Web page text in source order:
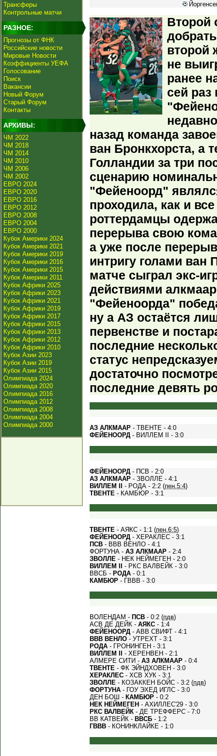
Трансферы
Контрольные матчи
РАЗНОЕ:
Прогнозы от ФНК
Российские новости
Мировые Новости
Коэффициенты УЕФА
Голосование
Поиск
Вакансии
Новый Форум
Старый Форум
Контакты
АРХИВЫ:
ЧМ 2022
ЧМ 2018
ЧМ 2014
ЧМ 2010
ЧМ 2006
ЧМ 2002
ЕВРО 2024
ЕВРО 2020
ЕВРО 2016
ЕВРО 2012
ЕВРО 2008
ЕВРО 2004
ЕВРО 2000
Кубок Америки 2024
Кубок Америки 2021
Кубок Америки 2019
Кубок Америки 2016
Кубок Америки 2015
Кубок Америки 2011
Кубок Африки 2025
Кубок Африки 2023
Кубок Африки 2021
Кубок Африки 2019
Кубок Африки 2017
Кубок Африки 2015
Кубок Африки 2013
Кубок Африки 2012
Кубок Африки 2010
Кубок Азии 2023
Кубок Азии 2019
Кубок Азии 2015
Олимпиада 2024
Олимпиада 2020
Олимпиада 2016
Олимпиада 2012
Олимпиада 2008
Олимпиада 2004
Олимпиада 2000
Второй
второй
не
ранее
сей раз
назад команда
ван Бронкхорста, а
Голландии за три
сценарию
"Фейеноорд"
проходила, как и
роттердамцы
перерыва свою
а уже после
интригу голами
матче сыграл экс-
действиями
"Фейеноорда"
ну а АЗ остаётся
первенстве и
последние
статус
достаточно
последние девять
АЗ АЛКМААР - ТВЕНТЕ - 4:0
ФЕЙЕНООРД - ВИЛЛЕМ II - 3:0
ФЕЙЕНООРД - ПСВ - 2:0
АЗ АЛКМААР - ЗВОЛЛЕ - 4:1
ВИЛЛЕМ II
- РОДА - 2:2 (пен.5:4)
ТВЕНТЕ - КАМБЮР - 3:1
ТВЕНТЕ - АЯКС - 1:1 (пен.6:5)
ФЕЙЕНООРД - ХЕРАКЛЕС - 3:1
ПСВ - ВВВ ВЕНЛО - 4:1
ФОРТУНА - АЗ АЛКМААР - 2:4
ЗВОЛЛЕ - НЕК НЕЙМЕГЕН - 2:0
ВИЛЛЕМ II
- РКС ВАЛВЕЙК - 3:0
ВВСБ - РОДА - 0:1
КАМБЮР - ГВВВ - 3:0
ВОЛЕНДАМ - ПСВ - 0:2 (пдв)
АСВ ДЕ ДЕЙК - АЯКС - 1:4
ФЕЙЕНООРД - АВВ СВИФТ - 4:1
ВВВ ВЕНЛО - УТРЕХТ - 3:1
РОДА - ГРОНИНГЕН - 3:1
ВИЛЛЕМ II
- ХЕРЕНВЕН - 2:1
АЛМЕРЕ СИТИ - АЗ АЛКМААР - 0:4
ТВЕНТЕ - ФК ЭЙНДХОВЕН - 3:0
ХЕРАКЛЕС - ХСВ ХУК - 3:1
ЗВОЛЛЕ - КОЗАККЕН БОЙС - 3:2 (пдв)
ФОРТУНА - ГОУ ЭХЕД ИГЛС - 3:0
ДЕН БОШ - КАМБЮР - 0:2
НЕК НЕЙМЕГЕН - АХИЛЛЕС'29 - 3:0
РКС ВАЛВЕЙК - ДЕ ТРЕФФЕРС - 7:0
ВВ КАТВЕЙК - ВВСБ - 1:2
ГВВВ - КОНИНКЛАЙКЕ - 1:0